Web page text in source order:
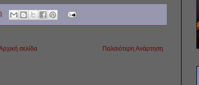
Παλαιότερη Ανάρτηση
σελίδα